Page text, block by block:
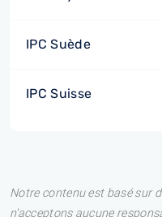
IPC Suède
IPC Suisse
Notre contenu est basé sur
n'acceptons aucune